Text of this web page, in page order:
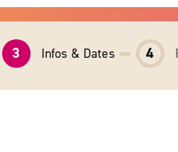
3 Infos & Dates 4